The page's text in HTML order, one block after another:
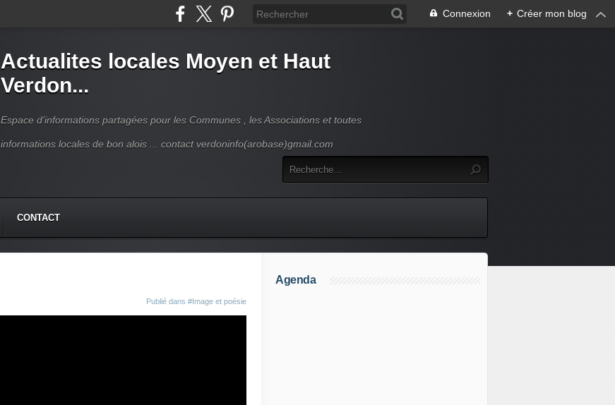
Connexion + Créer mon blog
Actualites locales Moyen et Haut
Verdon...
Espace d'informations partagées pour les Communes , les Associations et toutes
informations locales de bon alois ... contact verdoninfo(arobase)gmail.com
CONTACT
Publié dans #Image et poésie
Agenda